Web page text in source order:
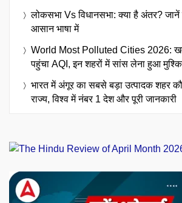
लोकसभा Vs विधानसभा: क्या है अंतर? जानें
आसान भाषा में
World Most Polluted Cities 2026:
पहुंचा AQI, इन शहरों में सांस लेना हुआ
भारत में अंगूर का सबसे बड़ा उत्पादक शहर
राज्य, विश्व में नंबर 1 देश और पूरी जानकारी